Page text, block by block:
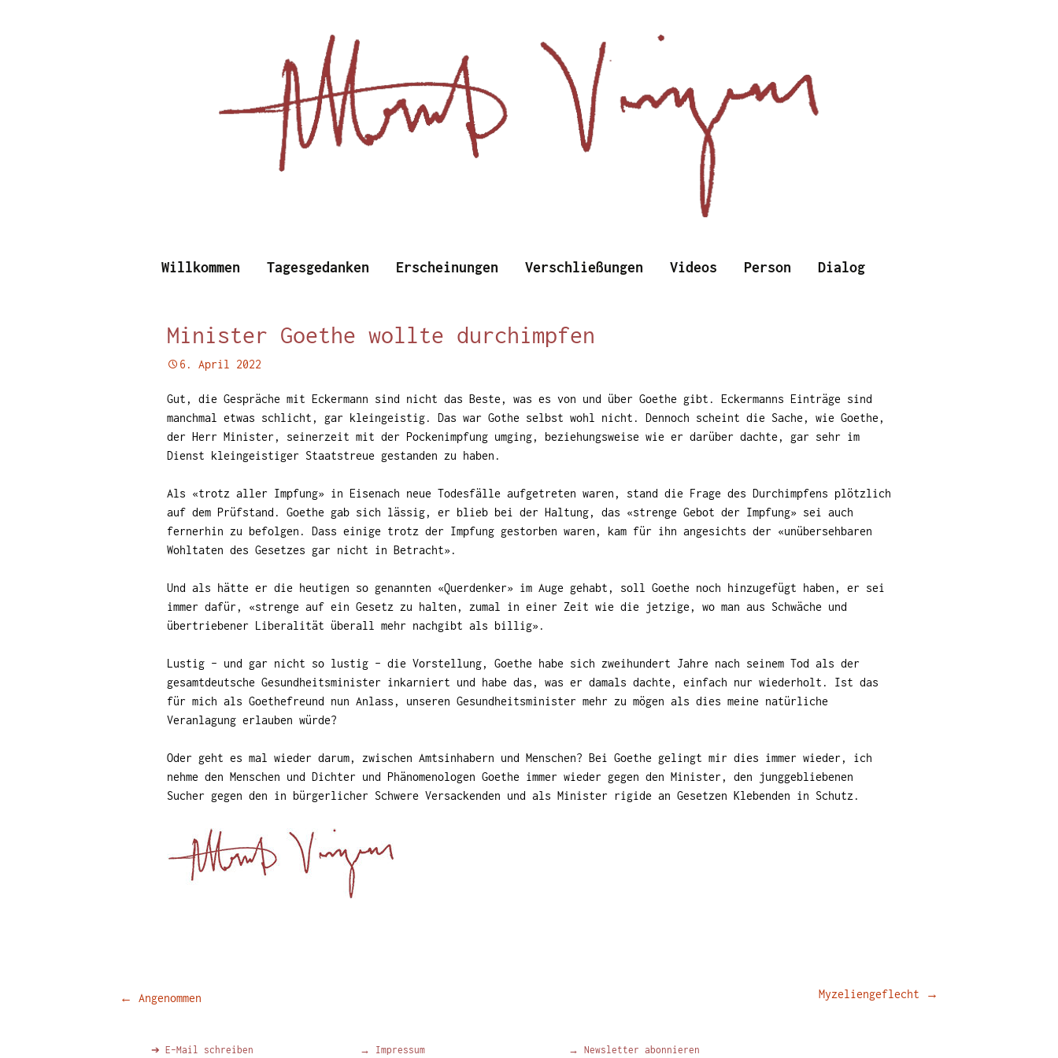
Inhalt
Willkommen Tagesgedanken Erscheinungen Verschließungen Videos Person Dialog
Minister Goethe wollte durchimpfen
6. April 2022
Gut, die Gespräche mit Eckermann sind nicht das Beste, was es von und über Goethe gibt. Eckermanns Einträge sind
manchmal etwas schlicht, gar kleingeistig. Das war Gothe selbst wohl nicht. Dennoch scheint die Sache, wie Goethe,
der Herr Minister,
seinerzeit mit der Pockenimpfung umging, beziehungsweise wie er darüber dachte, gar sehr im
Dienst kleingeistiger Staatstreue gestanden zu haben.
Als «trotz aller Impfung» in Eisenach neue Todesfälle aufgetreten waren, stand die Frage des Durchimpfens plötzlich
auf dem Prüfstand. Goethe gab sich lässig, er blieb bei der Haltung, das «strenge Gebot der Impfung» sei auch
fernerhin zu befolgen. Dass einige trotz der Impfung gestorben waren, kam für ihn angesichts der «unübersehbaren
Wohltaten des Gesetzes gar nicht in Betracht».
Und als hätte er die heutigen so genannten «Querdenker» im Auge gehabt, soll Goethe noch hinzugefügt haben, er sei
immer dafür, «strenge auf ein Gesetz zu halten, zumal in einer Zeit wie die jetzige, wo man aus Schwäche und
übertriebener Liberalität überall mehr nachgibt als billig».
Lustig – und gar nicht so lustig – die Vorstellung, Goethe habe sich zweihundert Jahre nach seinem Tod als der
gesamtdeutsche Gesundheitsminister inkarniert und habe das, was er damals dachte, einfach nur wiederholt. Ist das
für mich als Goethefreund nun Anlass, unseren Gesundheitsminister mehr zu mögen als dies meine natürliche
Veranlagung erlauben würde?
Oder geht es mal wieder darum, zwischen Amtsinhabern und Menschen? Bei Goethe gelingt mir dies immer wieder, ich
nehme den Menschen und Dichter und Phänomenologen Goethe immer wieder gegen den Minister, den junggebliebenen
Sucher gegen den in bürgerlicher Schwere Versackenden und als Minister rigide an Gesetzen Klebenden in Schutz.
Beitragsnavigation
← Angenommen Myzeliengeflecht →
➔ E-Mail schreiben → Impressum → Newsletter abonnieren